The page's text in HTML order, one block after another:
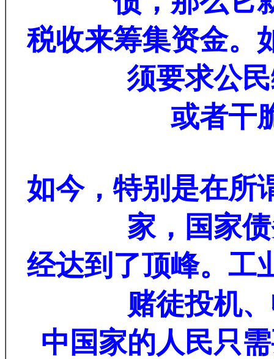
税收来筹集资金。
须要求公
或者干
如今，特别是在所
家，国家
经达到了顶峰。工
赌徒投机
中国家的人民只